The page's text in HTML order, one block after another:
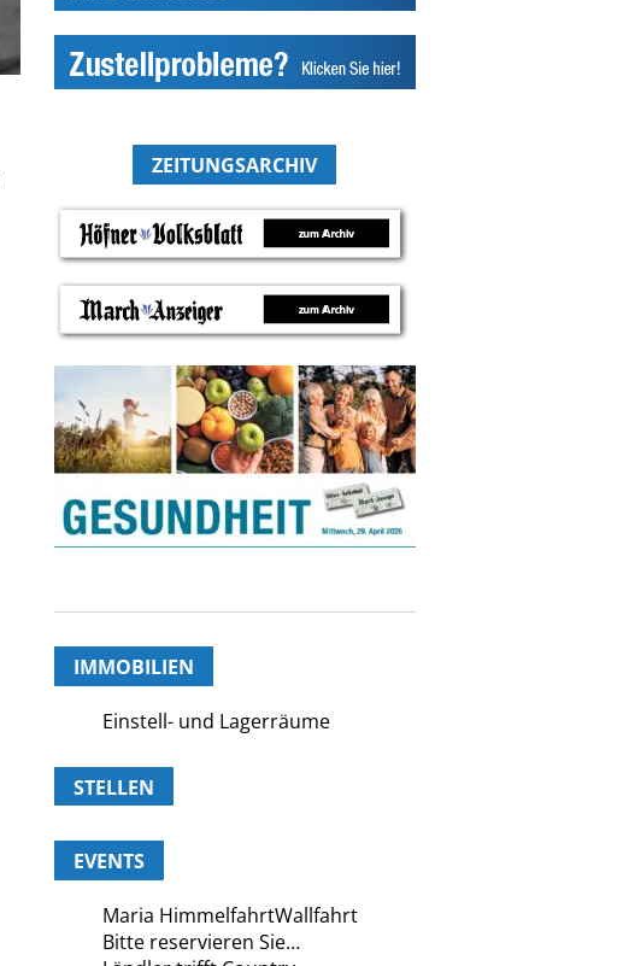
ZEITUNGSARCHIV
IMMOBILIEN
Einstell- und Lagerräume
STELLEN
EVENTS
Maria HimmelfahrtWallfahrt
Bitte reservieren Sie…